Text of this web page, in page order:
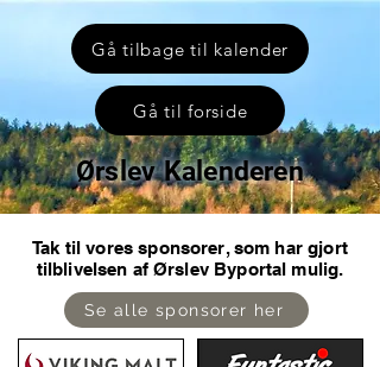
Gå tilbage til kalender
Gå til forside
Ørslev Kalenderen
Tak til vores sponsorer, som har gjort
tilblivelsen af Ørslev Byportal mulig.
Se alle sponsorer her